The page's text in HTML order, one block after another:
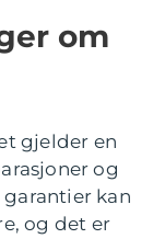
om
gjelder en
og
kan
og det er